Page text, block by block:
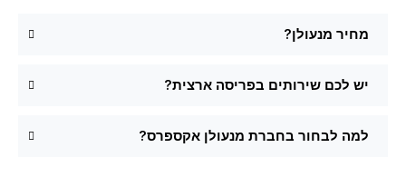
מחיר מנעולן?
יש לכם שירותים בפריסה ארצית?
למה לבחור בחברת מנעולן אקספרס?